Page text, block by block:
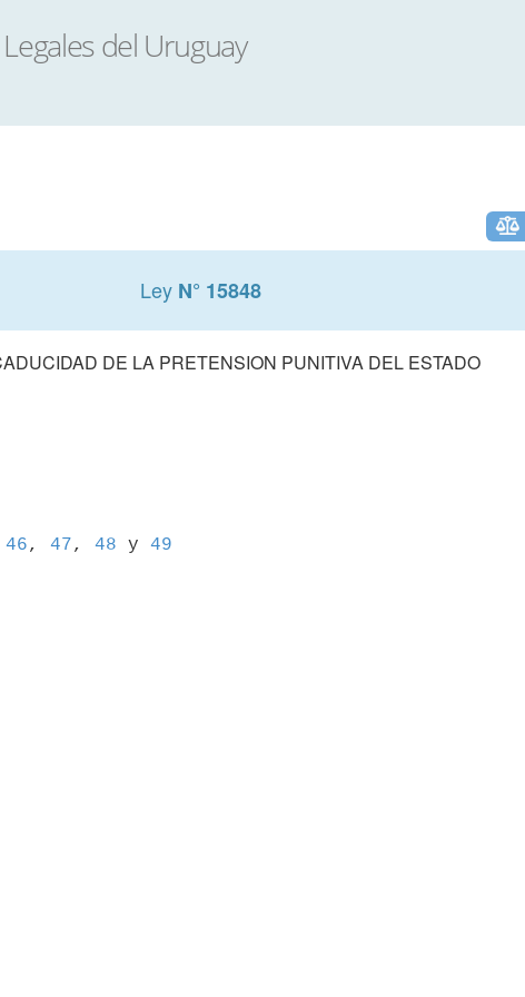
Ley N° 15848
DE LA PRETENSION PUNITIVA DEL ESTADO
46, 47, 48 y 49